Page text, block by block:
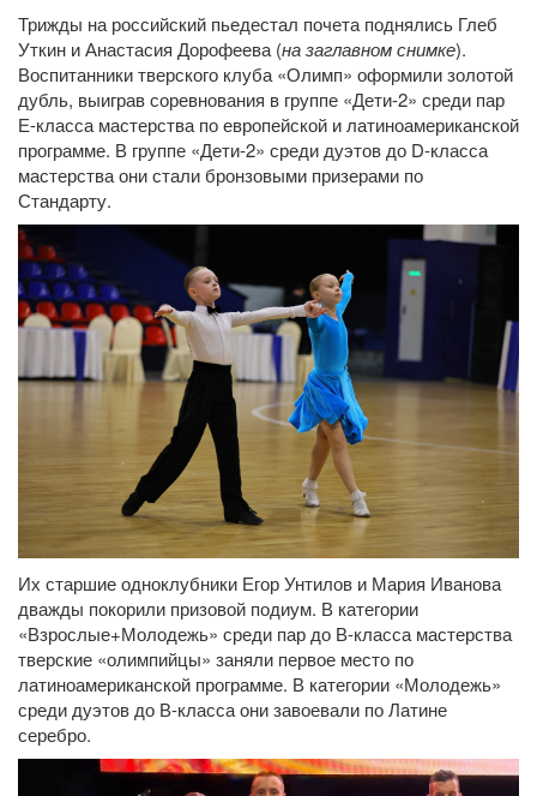
Трижды на российский пьедестал почета поднялись Глеб
Уткин и Анастасия Дорофеева (на заглавном снимке).
Воспитанники тверского клуба «Олимп» оформили золотой
дубль, выиграв соревнования в группе «Дети-2» среди пар
Е-класса мастерства по европейской и латиноамериканской
программе. В группе «Дети-2» среди дуэтов до D-класса
мастерства они стали бронзовыми призерами по
Стандарту.
Их старшие одноклубники Егор Унтилов и Мария Иванова
дважды покорили призовой подиум. В категории
«Взрослые+Молодежь» среди пар до В-класса мастерства
тверские «олимпийцы» заняли первое место по
латиноамериканской программе. В категории «Молодежь»
среди дуэтов до В-класса они завоевали по Латине
серебро.